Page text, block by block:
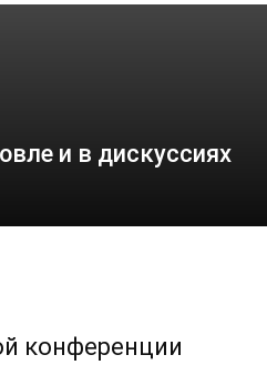
и в дискуссиях
конференции